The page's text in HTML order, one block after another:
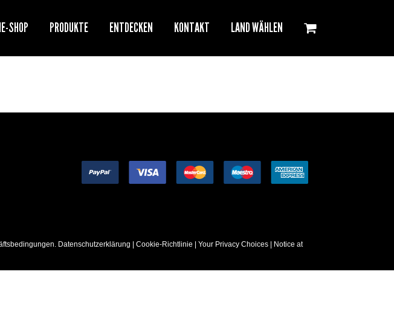
SHOP PRODUKTE ENTDECKEN KONTAKT LAND WÄHLEN
. Datenschutzerklärung Cookie-Richtlinie Your Privacy Choices
Notice at